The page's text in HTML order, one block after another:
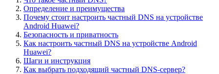
Определение и преимущества
Почему стоит настроить частный DNS на устройстве
Android Huawei?
Безопасность и приватность
Как настроить частный DNS на устройстве Android
Huawei?
Шаги и инструкция
Как выбрать подходящий частный DNS-сервер?